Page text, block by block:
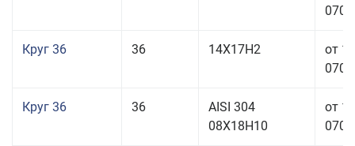
Круг 36 36 14Х17Н2
от
Круг 36 36
AISI 304
08Х18Н10
от